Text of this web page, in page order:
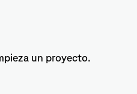
un proyecto.